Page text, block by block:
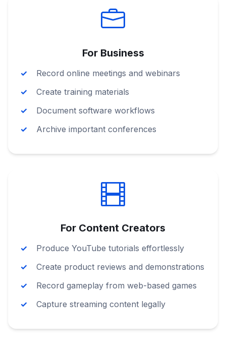
For Business
Record online meetings and webinars
Create training materials
Document software workflows
Archive important conferences
For Content Creators
Produce YouTube tutorials effortlessly
Create product reviews and demonstrations
Record gameplay from web-based games
Capture streaming content legally